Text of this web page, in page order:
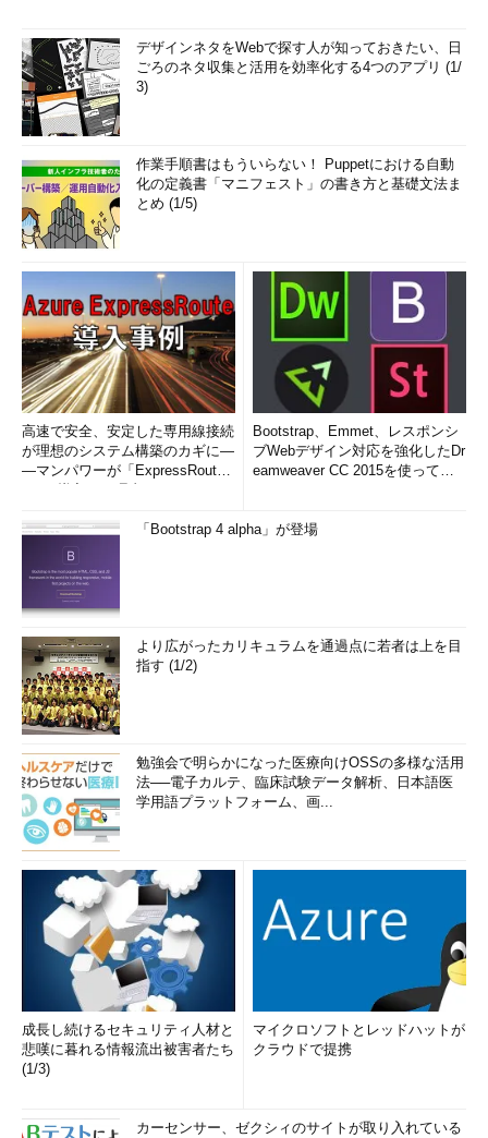
デザインネタをWebで探す人が知っておきたい、日
ごろのネタ収集と活用を効率化する4つのアプリ (1/
3)
作業手順書はもういらない！ Puppetにおける自動
化の定義書「マニフェスト」の書き方と基礎文法ま
とめ (1/5)
高速で安全、安定した専用線接続
が理想のシステム構築のカギに―
―マンパワーが「ExpressRout
Bootstrap、Emmet、レスポンシ
ブWebデザイン対応を強化したDr
eamweaver CC 2015を使って
「Bootstrap 4 alpha」が登場
より広がったカリキュラムを通過点に若者は上を目
指す (1/2)
勉強会で明らかになった医療向けOSSの多様な活用
法──電子カルテ、臨床試験データ解析、日本語医
学用語プラットフォーム、画...
成長し続けるセキュリティ人材と
悲嘆に暮れる情報流出被害者たち
(1/3)
マイクロソフトとレッドハットが
クラウドで提携
カーセンサー、ゼクシィのサイトが取り入れている